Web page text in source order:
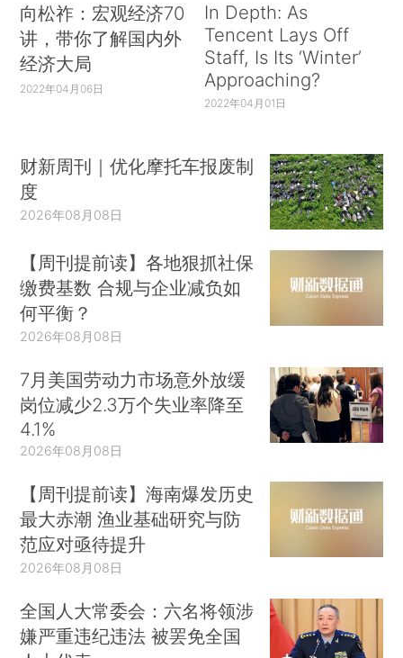
向松祚：宏观经济70
讲，带你了解国内外
经济大局
2022年04月06日
In Depth: As
Tencent Lays Off
Staff, Is Its ‘Winter’
Approaching?
2022年04月01日
财新周刊｜优化摩托车报废制
度
2026年08月08日
【周刊提前读】各地狠抓社保
缴费基数 合规与企业减负如
何平衡？
2026年08月08日
7月美国劳动力市场意外放缓
岗位减少2.3万个失业率降至
4.1%
2026年08月08日
【周刊提前读】海南爆发历史
最大赤潮 渔业基础研究与防
范应对亟待提升
2026年08月08日
全国人大常委会：六名将领涉
嫌严重违纪违法 被罢免全国